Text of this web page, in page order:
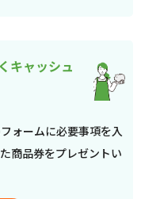
キャッシュ
ォームに必要事項を入
商品券をプレゼントい